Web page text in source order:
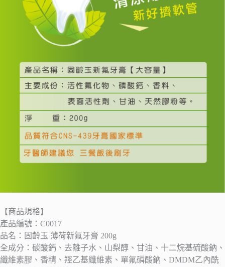
【商品規格】
產品編號：C0017
品名：固齡玉 薄荷新氟牙膏 200g
全成分：碳酸鈣、去離子水、山梨醇、甘油、十二烷基硫酸鈉、
纖維素膠、香精、羥乙基纖維素、單氟磷酸鈉、DMDM乙內酰